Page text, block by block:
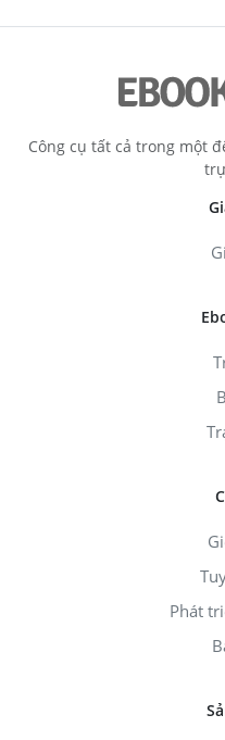
Công cụ tất cả trong một
Phát